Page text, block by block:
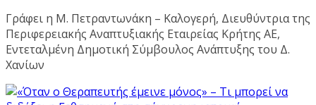
Γράφει η Μ. Πετραντωνάκη – Καλογερή, Διευθύντρια της
Περιφερειακής Αναπτυξιακής Εταιρείας Κρήτης ΑΕ,
Εντεταλμένη Δημοτική Σύμβουλος Ανάπτυξης του Δ.
Χανίων